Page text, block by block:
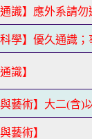
通識】應外系請勿
科學】優久通識
識】
與藝術】大二(含)
藝術】